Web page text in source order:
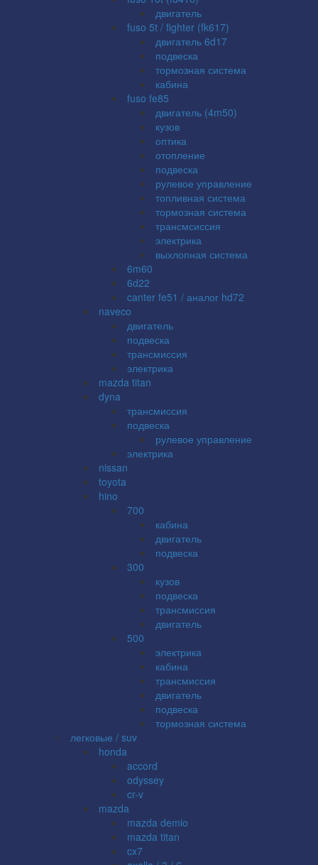
двигатель
fuso 5t / fighter (fk617)
двигатель 6d17
подвеска
тормозная система
кабина
fuso fe85
двигатель (4m50)
кузов
оптика
отопление
подвеска
рулевое управление
топливная система
тормозная система
трансмсиссия
электрика
выхлопная система
6m60
6d22
canter fe51 / аналог hd72
naveco
двигатель
подвеска
трансмиссия
электрика
mazda titan
dyna
трансмиссия
подвеска
рулевое управление
электрика
nissan
toyota
hino
700
кабина
двигатель
подвеска
300
кузов
подвеска
трансмиссия
двигатель
500
электрика
кабина
трансмиссия
двигатель
подвеска
тормозная система
легковые / suv
honda
accord
odyssey
cr-v
mazda
mazda demio
mazda titan
cx7